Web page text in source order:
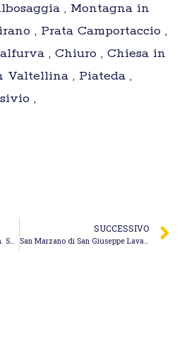
, Montagna in
, Prata Camportaccio ,
, Chiuro , Chiesa in
Valtellina , Piateda ,
,
Floridia Lavaggio Vasche – Am. Ser. S.a.s. di Santacroce Sebastiano
SUCCESSIVO
San Marzano di San Giuseppe Lavaggio Vasche Biologiche – EVOLUZIONE ECOLOGICA